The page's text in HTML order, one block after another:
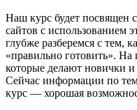
Наш курс будет посвящен
сайтов с использованием
глубже разберемся с тем,
«правильно готовить».
которые делают новички
Сейчас информации по
курс — хорошая